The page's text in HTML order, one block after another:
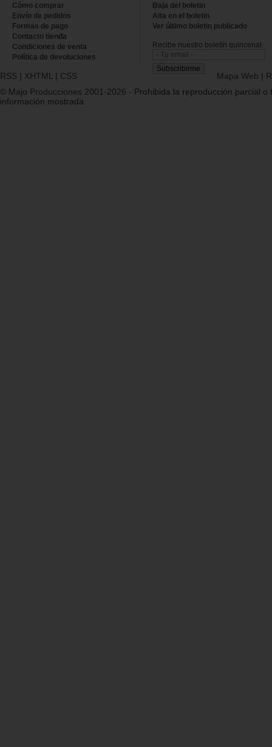
Cómo comprar
Envío de pedidos
Formas de pago
Contacto tienda
Condiciones de venta
Política de devoluciones
Baja del boletin
Alta en el boletin
Ver último boletin publicado
Recibe nuestro boletín quincenal.
RSS | XHTML | CSS Mapa Web |
© Majo Producciones 2001-2026 - Prohibida la reproducción parcial o
información mostrada